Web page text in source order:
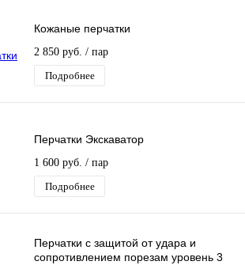
Кожаные перчатки
2 850 руб. / пар
Подробнее
Перчатки Экскаватор
1 600 руб. / пар
Подробнее
Перчатки с защитой от удара и
сопротивлением порезам уровень 3